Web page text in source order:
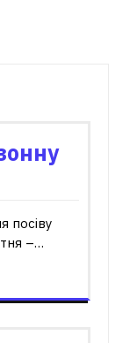
посіву
–…